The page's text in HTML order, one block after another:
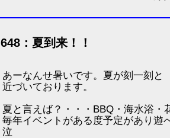
648：夏到来！！
あーなんせ暑いです。夏が刻一刻と
近づいております。
夏と言えば？・・・BBQ・海水浴・
毎年イベントがある度予定があり遊
泣